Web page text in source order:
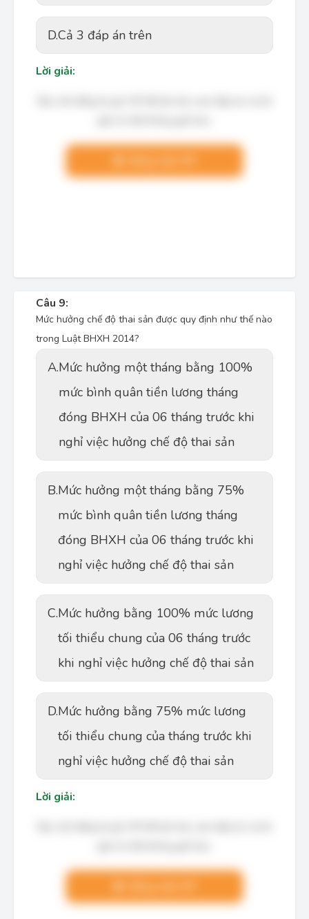
D.Cả 3 đáp án trên
Lời giải:
Câu 9:
Mức hưởng chế độ thai sản được quy định như thế nào
trong Luật BHXH 2014?
A.Mức hưởng một tháng bằng 100%
mức bình quân tiền lương tháng
đóng BHXH của 06 tháng trước khi
nghỉ việc hưởng chế độ thai sản
B.Mức hưởng một tháng bằng 75%
mức bình quân tiền lương tháng
đóng BHXH của 06 tháng trước khi
nghỉ việc hưởng chế độ thai sản
C.Mức hưởng bằng 100% mức lương
tối thiểu chung của 06 tháng trước
khi nghỉ việc hưởng chế độ thai sản
D.Mức hưởng bằng 75% mức lương
tối thiểu chung của tháng trước khi
nghỉ việc hưởng chế độ thai sản
Lời giải: